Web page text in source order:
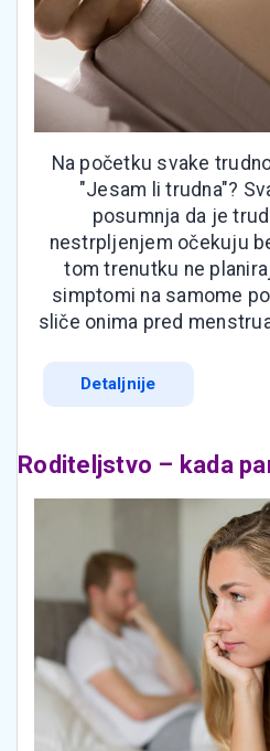
Na početku svake
"Jesam li trudna"?
posumnja da je
nestrpljenjem očekuju
tom trenutku ne
simptomi na samome
sliče onima pred
Detaljnije
Roditeljstvo – kada